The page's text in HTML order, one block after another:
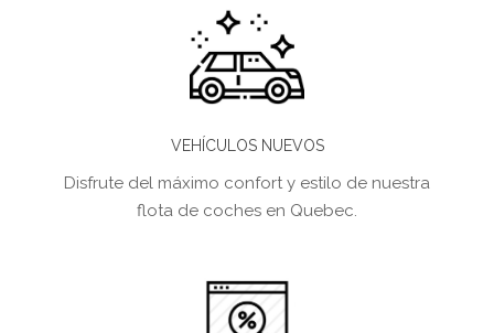
VEHÍCULOS NUEVOS
Disfrute del máximo confort y estilo de nuestra
flota de coches en Quebec.